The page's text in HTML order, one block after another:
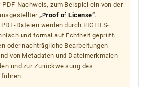
Nachweis, zum Beispiel ein von der
„Proof of License“.
Dateien werden durch RIGHTS-
und formal auf Echtheit geprüft.
oder nachträgliche Bearbeitungen
von Metadaten und Dateimerkmalen
und zur Zurückweisung des